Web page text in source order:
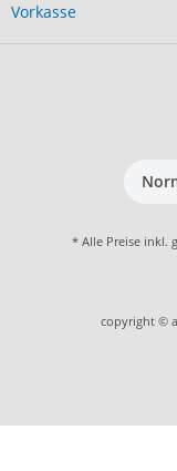
Vorkasse
* Alle Preise inkl.
copyright ©